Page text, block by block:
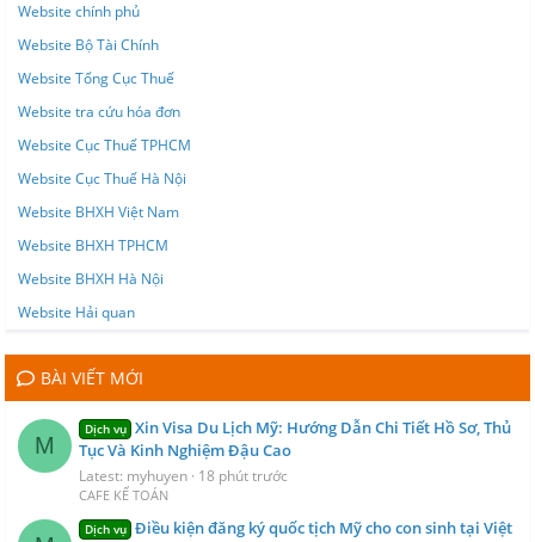
Website chính phủ
Website Bộ Tài Chính
Website Tổng Cục Thuế
Website tra cứu hóa đơn
Website Cục Thuế TPHCM
Website Cục Thuế Hà Nội
Website BHXH Việt Nam
Website BHXH TPHCM
Website BHXH Hà Nội
Website Hải quan
BÀI VIẾT MỚI
M
Dịch vụ Xin Visa Du Lịch Mỹ: Hướng Dẫn Chi Tiết Hồ Sơ, Thủ
Tục Và Kinh Nghiệm Đậu Cao
Latest: myhuyen 18 phút trước
CAFE KẾ TOÁN
Dịch vụ Điều kiện đăng ký quốc tịch Mỹ cho con sinh tại Việt